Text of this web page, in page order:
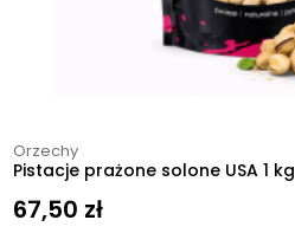
Orzechy
Pistacje prażone solone USA 1 kg
67,50 zł